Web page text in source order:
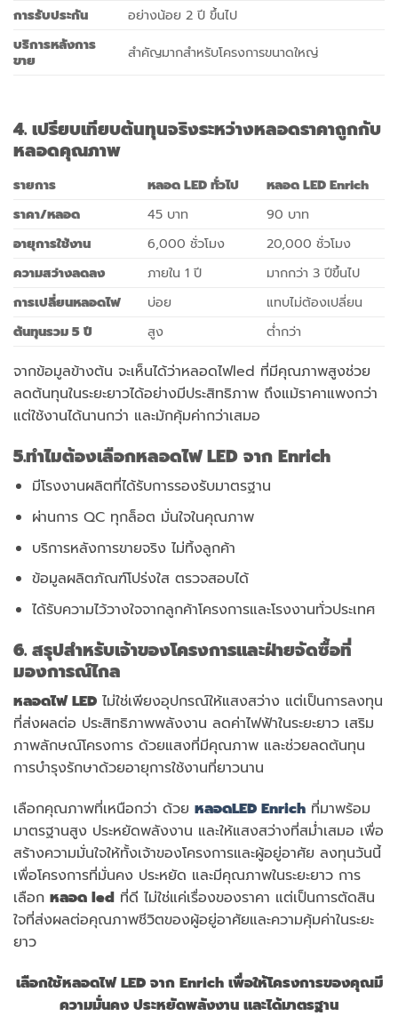
การรับประกัน
อย่างน้อย 2 ปี ขึ้นไป
บริการหลังการ
ขาย
สำคัญมากสำหรับโครงการขนาดใหญ่
4. เปรียบเทียบต้นทุนจริงระหว่างหลอดราคาถูกกับ
หลอดคุณภาพ
รายการ หลอดLED ทั่วไป หลอดLED Enrich
ราคา/หลอด
45 บาท
90 บาท
อายุการใช้งาน
6,000 ชั่วโมง
20,000 ชั่วโมง
ความสว่างลดลง
ภายใน 1 ปี
มากกว่า 3 ปีขึ้นไป
การเปลี่ยนหลอดไฟ
บ่อย
แทบไม่ต้องเปลี่ยน
ต้นทุนรวม5 ปี สูง ต่ำกว่า
จากข้อมูลข้างต้น จะเห็นได้ว่าหลอดไฟled ที่มีคุณภาพสูงช่วย
ลดต้นทุนในระยะยาวได้อย่างมีประสิทธิภาพ ถึงแม้ราคาแพงกว่า
แต่ใช้งานได้นานกว่า และมักคุ้มค่ากว่าเสมอ
5.ทำไมต้องเลือกหลอดไฟ LED จาก Enrich
มีโรงงานผลิตที่ได้รับการรองรับมาตรฐาน
ผ่านการ QC ทุกล็อต มั่นใจในคุณภาพ
บริการหลังการขายจริง ไม่ทิ้งลูกค้า
ข้อมูลผลิตภัณฑ์โปร่งใส ตรวจสอบได้
ได้รับความไว้วางใจจากลูกค้าโครงการและโรงงานทั่วประเทศ
6. สรุปสำหรับเจ้าของโครงการและฝ่ายจัดซื้อที่
มองการณ์ไกล
หลอดไฟLED ไม่ใช่เพียงอุปกรณ์ให้แสงสว่าง แต่เป็นการลงทุน
ที่ส่งผลต่อ ประสิทธิภาพพลังงาน ลดค่าไฟฟ้าในระยะยาว เสริม
ภาพลักษณ์โครงการ ด้วยแสงที่มีคุณภาพ และช่วยลดต้นทุน
การบำรุงรักษาด้วยอายุการใช้งานที่ยาวนาน
เลือกคุณภาพที่เหนือกว่า ด้วย หลอดLED Enrich ที่มาพร้อม
มาตรฐานสูง ประหยัดพลังงาน และให้แสงสว่างที่สม่ำเสมอ เพื่อ
สร้างความมั่นใจให้ทั้งเจ้าของโครงการและผู้อยู่อาศัย ลงทุนวันนี้
เพื่อโครงการที่มั่นคง ประหยัด และมีคุณภาพในระยะยาว การ
เลือก หลอด led ที่ดี ไม่ใช่แค่เรื่องของราคา แต่เป็นการตัดสิน
ใจที่ส่งผลต่อคุณภาพชีวิตของผู้อยู่อาศัยและความคุ้มค่าในระยะ
ยาว
เลือกใช้หลอดไฟLED จาก Enrich เพื่อให้โครงการของคุณมี
ความมั่นคง ประหยัดพลังงาน และได้มาตรฐาน